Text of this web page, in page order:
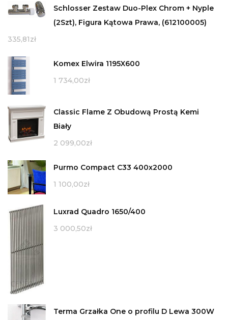
Schlosser Zestaw Duo-Plex Chrom + Nyple
(2Szt), Figura Kątowa Prawa, (612100005)
335,81zł
Komex Elwira 1195X600
1 734,00zł
Classic Flame Z Obudową Prostą Kemi
Biały
2 099,00zł
Purmo Compact C33 400x2000
1 100,00zł
Luxrad Quadro 1650/400
3 000,50zł
Terma Grzałka One o profilu D Lewa 300W